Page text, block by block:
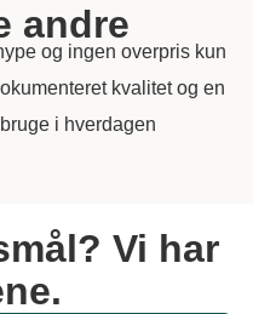
andre
og ingen overpris kun
kvalitet og en
i hverdagen
Vi har